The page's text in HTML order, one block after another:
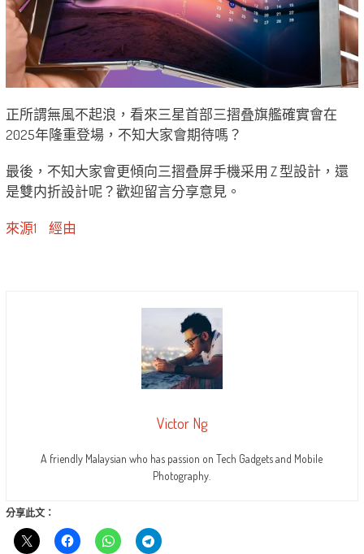
正所謂無風不起浪，看來三星首部三摺叠旗艦確實會在
2025年隆重登場，不知大家會期待嗎？
最後，不知大家會更傾向三摺叠屏手機采用 Z 型設計，還
是雙内折設計呢？歡迎留言分享意見。
來源1 經由
Victor Ng
A friendly Malaysian who has passion on Tech Gadgets and Mobile
Photography.
分享此文：